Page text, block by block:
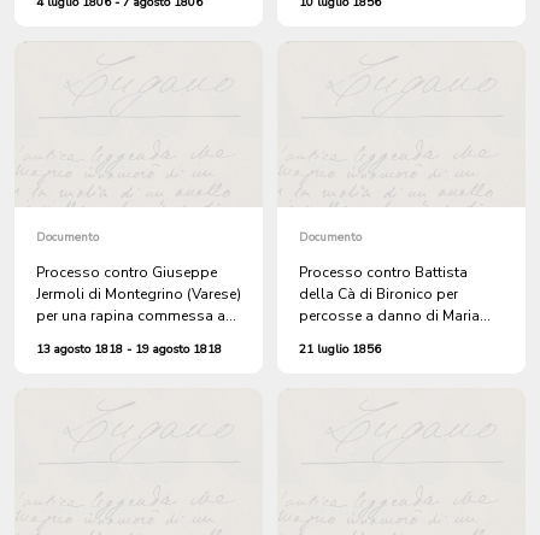
otto giorni di detenzione "a
pagamento delle spese
processuali
una cascina di Salorino a
Documento
Processo contro Giuseppe
Jermoli di Montegrino (Varese)
per una rapina commessa a
a danno dell'oste Paolo
sarebbe rifugiato a Lugano.
Per ritrovare la refurtiva sono
13 agosto 1818 - 19 agosto 1818
Documento
Processo contro Battista
della Cà di Bironico per
percosse a danno di Maria
21 luglio 1856